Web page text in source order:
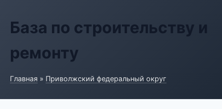
База по строительству и
ремонту
Главная » Приволжский федеральный округ